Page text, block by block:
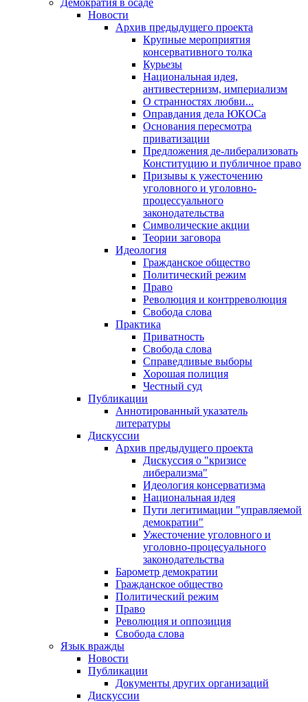
Демократия в осаде
Новости
Архив предыдущего проекта
Крупные мероприятия
консервативного толка
Курьезы
Национальная идея,
антивестернизм, империализм
О странностях любви...
Оправдания дела ЮКОСа
Основания пересмотра
приватизации
Предложения де-либерализовать
Конституцию и публичное право
Призывы к ужесточению
уголовного и уголовно-
процессуального
законодательства
Символические акции
Теории заговора
Идеология
Гражданское общество
Политический режим
Право
Революция и контрреволюция
Свобода слова
Практика
Приватность
Свобода слова
Справедливые выборы
Хорошая полиция
Честный суд
Публикации
Аннотированный указатель
литературы
Дискуссии
Архив предыдущего проекта
Дискуссия о "кризисе
либерализма"
Идеология консерватизма
Национальная идея
Пути легитимации "управляемой
демократии"
Ужесточение уголовного и
уголовно-процесуального
законодательства
Барометр демократии
Гражданское общество
Политический режим
Право
Революция и оппозиция
Свобода слова
Язык вражды
Новости
Публикации
Документы других организаций
Дискуссии